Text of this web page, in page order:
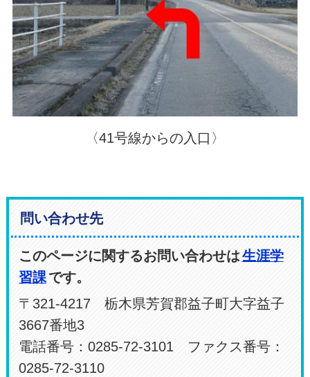
〈41号線からの入口〉
問い合わせ先
このページに関するお問い合わせは生涯学
習課です。
〒321-4217 栃木県芳賀郡益子町大字益子
3667番地3
電話番号：0285-72-3101 ファクス番号：
0285-72-3110